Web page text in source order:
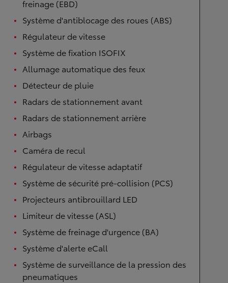
freinage (EBD)
Système d'antiblocage des roues (ABS)
Régulateur de vitesse
Système de fixation ISOFIX
Allumage automatique des feux
Détecteur de pluie
Radars de stationnement avant
Radars de stationnement arrière
Airbags
Caméra de recul
Régulateur de vitesse adaptatif
Système de sécurité pré-collision (PCS)
Projecteurs antibrouillard LED
Limiteur de vitesse (ASL)
Système de freinage d'urgence (BA)
Système d'alerte eCall
Système de surveillance de la pression des
pneumatiques